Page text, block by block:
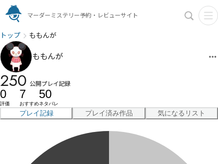
マーダーミステリー予約・レビューサイト
トップ ももんが
ももんが
250 公開プレイ記録
0
評価
7
おすすめ
50
ネタバレ
プレイ記録 プレイ済み作品 気になるリスト